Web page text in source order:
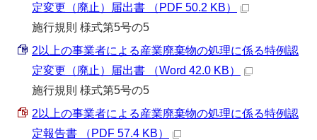
定変更（廃止）届出書 （PDF 50.2 KB）
施行規則 様式第5号の5
2以上の事業者による産業廃棄物の処理に係る特例認
定変更（廃止）届出書 （Word 42.0 KB）
施行規則 様式第5号の5
2以上の事業者による産業廃棄物の処理に係る特例認
定報告書 （PDF 57.4 KB）